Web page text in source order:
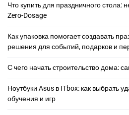
Что купить для праздничного стола:
Zero-Dosage
Как упаковка помогает создавать
решения для событий, подарков и
С чего начать строительство дома:
Ноутбуки Asus в ITbox: как выбрать
обучения и игр